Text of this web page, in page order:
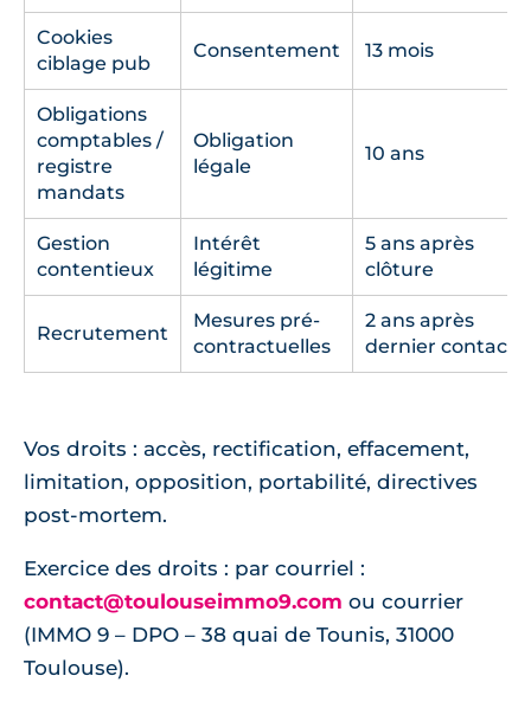
Cookies
ciblage pub
Consentement 13 mois
Obligations
comptables /
registre
mandats
Obligation
légale
10 ans
Gestion
contentieux
Intérêt
légitime
5 ans après
clôture
Recrutement
Mesures pré-
contractuelles
2 ans après
dernier contact
Vos droits : accès, rectification, effacement,
limitation, opposition, portabilité, directives
post-mortem.
Exercice des droits : par courriel :
contact@toulouseimmo9.com ou courrier
(IMMO 9 – DPO – 38 quai de Tounis, 31000
Toulouse).